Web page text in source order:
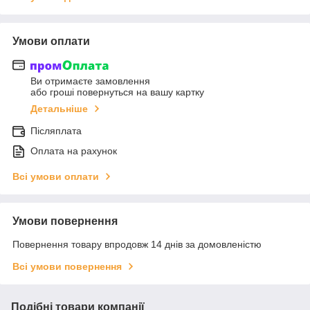
Умови оплати
Ви отримаєте замовлення
або гроші повернуться на вашу картку
Детальніше
Післяплата
Оплата на рахунок
Всі умови оплати
Умови повернення
Повернення товару впродовж 14 днів за домовленістю
Всі умови повернення
Подібні товари компанії